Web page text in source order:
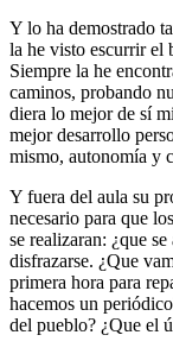
Y lo ha demostrado
la he visto escurrir el
Siempre la he
caminos, probando
diera lo mejor de sí
mejor desarrollo
mismo, autonomía y
Y fuera del aula su
necesario para que
se realizaran: ¿que
disfrazarse. ¿Que
primera hora para
hacemos un
del pueblo? ¿Que el